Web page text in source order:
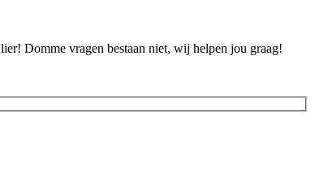
Domme vragen bestaan niet, wij helpen jou graag!